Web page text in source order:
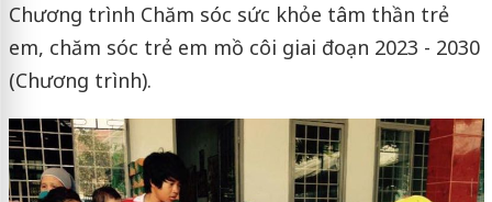
Chương trình Chăm sóc sức khỏe tâm thần trẻ
em, chăm sóc trẻ em mồ côi giai đoạn 2023 - 2030
(Chương trình).